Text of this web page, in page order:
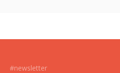
политики
#newsletter